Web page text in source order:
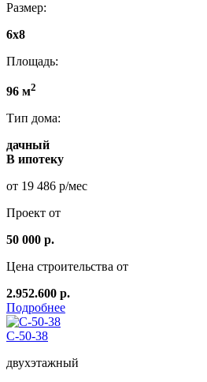
Размер:
6х8
Площадь:
96 м2
Тип дома:
дачный
В ипотеку
от 19 486 р/мес
Проект от
50 000 р.
Цена строительства от
2.952.600 р.
Подробнее
C-50-38
двухэтажный